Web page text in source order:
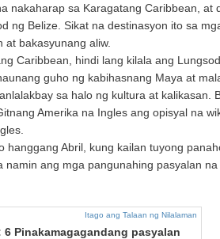
nakaharap sa Karagatang Caribbean, at
ng Belize. Sikat na destinasyon ito sa
bakasyunang aliw.
Caribbean, hindi lang kilala ang
guho ng kabihasnang Maya at
sa halo ng kultura at kalikasan.
Amerika na Ingles ang opisyal na
hanggang Abril, kung kailan tuyong
ang mga pangunahing pasyalan
Itago ang Talaan ng Nilalaman
Pinakamagagandang pasyalan